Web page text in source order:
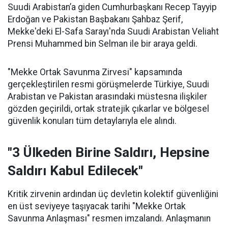
Suudi Arabistan’a giden Cumhurbaşkanı Recep Tayyip
Erdoğan ve Pakistan Başbakanı Şahbaz Şerif,
Mekke'deki El-Safa Sarayı'nda Suudi Arabistan Veliaht
Prensi Muhammed bin Selman ile bir araya geldi.
"Mekke Ortak Savunma Zirvesi" kapsamında
gerçekleştirilen resmi görüşmelerde Türkiye, Suudi
Arabistan ve Pakistan arasındaki müstesna ilişkiler
gözden geçirildi, ortak stratejik çıkarlar ve bölgesel
güvenlik konuları tüm detaylarıyla ele alındı.
"3 Ülkeden Birine Saldırı, Hepsine
Saldırı Kabul Edilecek"
Kritik zirvenin ardından üç devletin kolektif güvenliğini
en üst seviyeye taşıyacak tarihi "Mekke Ortak
Savunma Anlaşması" resmen imzalandı. Anlaşmanın